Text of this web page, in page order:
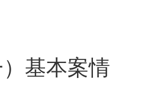
基本案情